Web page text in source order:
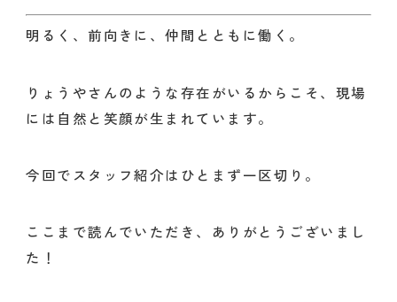
明るく、前向きに、仲間とともに働く。
りょうやさんのような存在がいるからこそ、現場
には自然と笑顔が生まれています。
今回でスタッフ紹介はひとまず一区切り。
ここまで読んでいただき、ありがとうございまし
た！